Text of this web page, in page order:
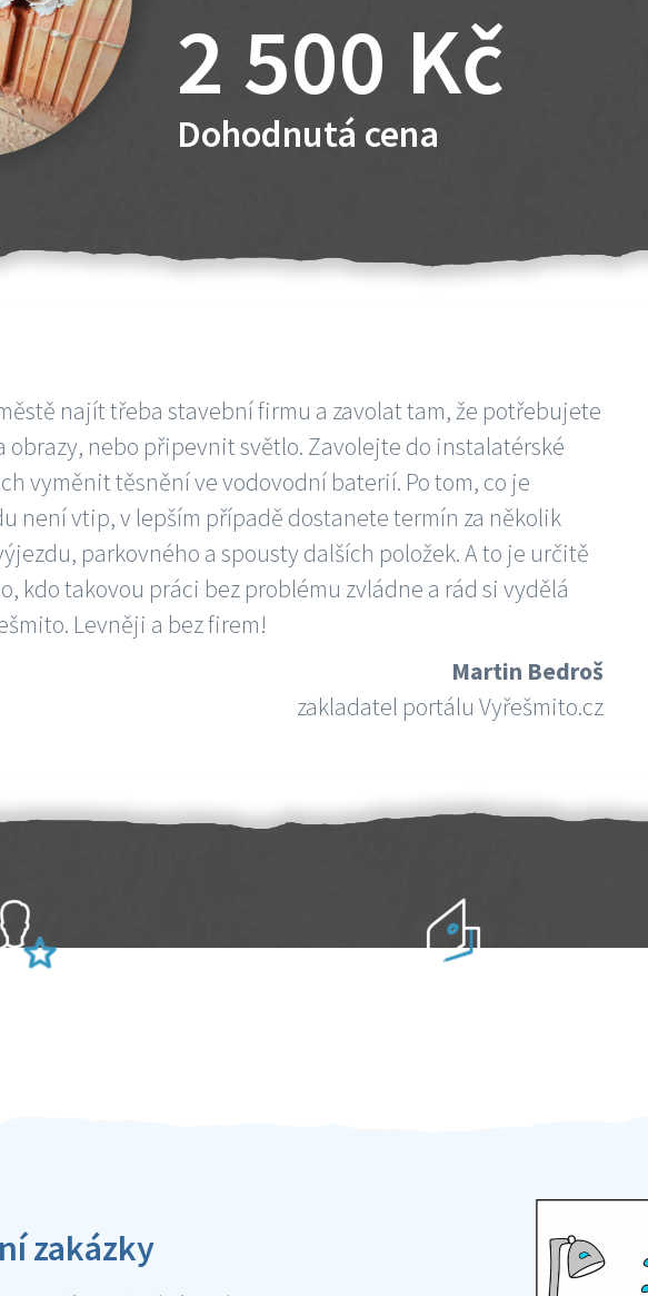
2 500 Kč
Dohodnutá cena
najít třeba stavební firmu a zavolat tam, že potřebujete
obrazy, nebo připevnit světlo. Zavolejte do instalatérské
vyměnit těsnění ve vodovodní baterií. Po tom, co je
není vtip, v lepším případě dostanete termín za několik
parkovného a spousty dalších položek. A to je určitě
kdo takovou práci bez problému zvládne a rád si vydělá
Levněji a bez firem!
Martin Bedroš
zakladatel portálu Vyřešmito.cz
zakázky